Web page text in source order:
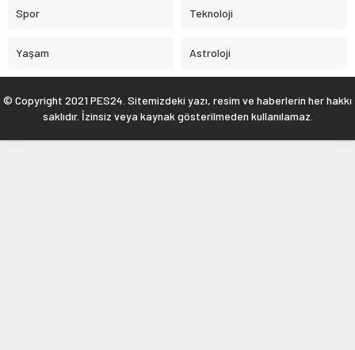
Spor Teknoloji
Yaşam Astroloji
© Copyright 2021 PES24. Sitemizdeki yazı, resim ve haberlerin her hakkı
saklıdır. İzinsiz veya kaynak gösterilmeden kullanılamaz.